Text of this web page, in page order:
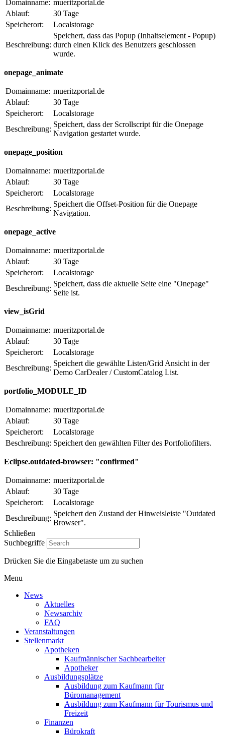
Domainname: mueritzportal.de
Ablauf:
30 Tage
Speicherort:
Localstorage
Beschreibung:
Speichert, dass das Popup (Inhaltselement - Popup)
durch einen Klick des Benutzers geschlossen
wurde.
onepage_animate
Domainname: mueritzportal.de
Ablauf:
30 Tage
Speicherort:
Localstorage
Beschreibung:
Speichert, dass der Scrollscript für die Onepage
Navigation gestartet wurde.
onepage_position
Domainname: mueritzportal.de
Ablauf:
30 Tage
Speicherort:
Localstorage
Beschreibung:
Speichert die Offset-Position für die Onepage
Navigation.
onepage_active
Domainname: mueritzportal.de
Ablauf:
30 Tage
Speicherort:
Localstorage
Beschreibung:
Speichert, dass die aktuelle Seite eine "Onepage"
Seite ist.
view_isGrid
Domainname: mueritzportal.de
Ablauf:
30 Tage
Speicherort:
Localstorage
Beschreibung:
Speichert die gewählte Listen/Grid Ansicht in der
Demo CarDealer / CustomCatalog List.
portfolio_MODULE_ID
Domainname: mueritzportal.de
Ablauf:
30 Tage
Speicherort:
Localstorage
Beschreibung: Speichert den gewählten Filter des Portfoliofilters.
Eclipse.outdated-browser: "confirmed"
Domainname: mueritzportal.de
Ablauf:
30 Tage
Speicherort:
Localstorage
Beschreibung:
Speichert den Zustand der Hinweisleiste "Outdated
Browser".
Schließen
Suchbegriffe
Drücken Sie die Eingabetaste um zu suchen
Menu
News
Aktuelles
Newsarchiv
FAQ
Veranstaltungen
Stellenmarkt
Apotheken
Kaufmännischer Sachbearbeiter
Apotheker
Ausbildungsplätze
Ausbildung zum Kaufmann für
Büromanagement
Ausbildung zum Kaufmann für Tourismus und
Freizeit
Finanzen
Bürokraft